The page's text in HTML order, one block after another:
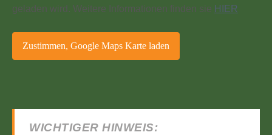
geladen wird. Weitere Informationen finden sie HIER
WICHTIGER HINWEIS: